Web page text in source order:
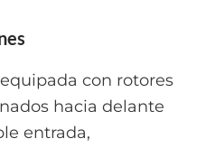
con rotores
hacia delante
entrada,